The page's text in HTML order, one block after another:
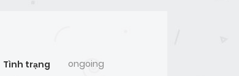
Tình trạng ongoing